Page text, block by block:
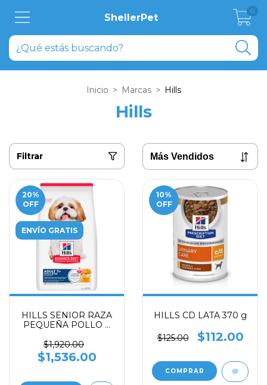
ShellerPet
0
Inicio > Marcas > Hills
Hills
Filtrar
20%
OFF
ENVÍO GRATIS
HILLS SENIOR RAZA
PEQUEÑA POLLO Y
$1,920.00
$1,536.00
10%
OFF
HILLS CD LATA 370 g
$125.00 $112.00